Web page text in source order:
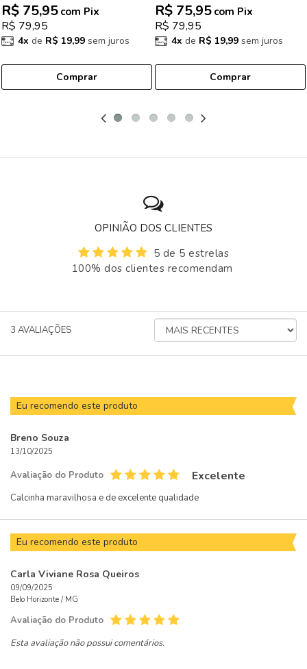
R$ 79,95
R$ 75,95 com Pix
4x de R$ 19,99 sem juros
Comprar
R$ 79,95
R$ 75,95 com Pix
4x de R$ 19,99 sem juros
Comprar
OPINIÃO DOS CLIENTES
5 de 5 estrelas
100% dos clientes recomendam
3 AVALIAÇÕES
ORDENAR
AVALIAÇÕES
Eu recomendo este produto
Breno Souza
13/10/2025
Avaliação do Produto Excelente
Calcinha maravilhosa e de excelente qualidade
Eu recomendo este produto
Carla Viviane Rosa Queiros
09/09/2025
Belo Horizonte / MG
Avaliação do Produto
Esta avaliação não possui comentários.